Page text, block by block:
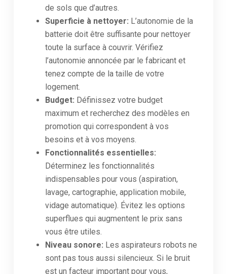
de sols que d’autres.
Superficie à nettoyer: L’autonomie de la
batterie doit être suffisante pour nettoyer
toute la surface à couvrir. Vérifiez
l’autonomie annoncée par le fabricant et
tenez compte de la taille de votre
logement.
Budget: Définissez votre budget
maximum et recherchez des modèles en
promotion qui correspondent à vos
besoins et à vos moyens.
Fonctionnalités essentielles:
Déterminez les fonctionnalités
indispensables pour vous (aspiration,
lavage, cartographie, application mobile,
vidage automatique). Évitez les options
superflues qui augmentent le prix sans
vous être utiles.
Niveau sonore: Les aspirateurs robots ne
sont pas tous aussi silencieux. Si le bruit
est un facteur important pour vous,